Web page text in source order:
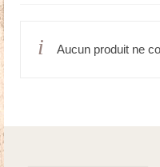
Mobilier &
Aucun produit ne